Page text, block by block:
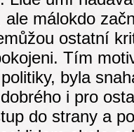
málokdo
ostatní
Tím
byla
i pro
do strany a